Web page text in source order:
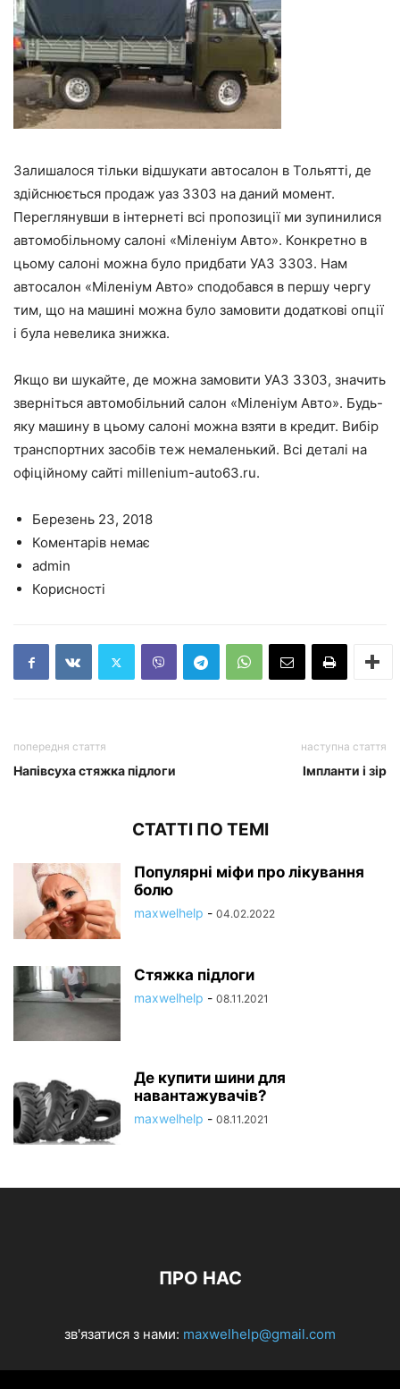
Залишалося тільки відшукати автосалон в Тольятті, де
здійснюється продаж уаз 3303 на даний момент.
Переглянувши в інтернеті всі пропозиції ми зупинилися
автомобільному салоні «Міленіум Авто». Конкретно в
цьому салоні можна було придбати УАЗ 3303. Нам
автосалон «Міленіум Авто» сподобався в першу чергу
тим, що на машині можна було замовити додаткові опції
і була невелика знижка.
Якщо ви шукайте, де можна замовити УАЗ 3303, значить
зверніться автомобільний салон «Міленіум Авто». Будь-
яку машину в цьому салоні можна взяти в кредит. Вибір
транспортних засобів теж немаленький. Всі деталі на
офіційному сайті millenium-auto63.ru.
Березень 23, 2018
Коментарів немає
admin
Корисності
попередня стаття
Напівсуха стяжка підлоги
наступна стаття
Імпланти і зір
СТАТТІ ПО ТЕМІ
Популярні міфи про лікування
болю
maxwelhelp - 04.02.2022
Стяжка підлоги
maxwelhelp - 08.11.2021
Де купити шини для
навантажувачів?
maxwelhelp - 08.11.2021
ПРО НАС
зв'язатися з нами: maxwelhelp@gmail.com